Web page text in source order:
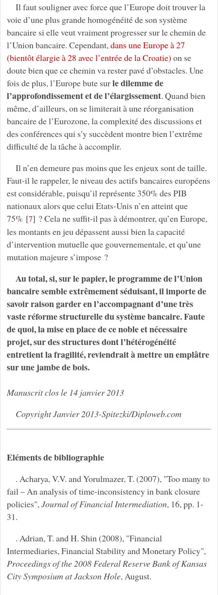
Il faut souligner avec force que l’Europe doit trouver la
voie d’une plus grande homogénéité de son système
bancaire si elle veut vraiment progresser sur le chemin de
l’Union bancaire. Cependant,dans une Europe à 27
(bientôt élargie à 28 avec l’entrée de la Croatie) on se
doute bien que ce chemin va rester pavé d’obstacles. Une
fois de plus, l’Europe bute surle dilemme de
l’approfondissement et de l’élargissement. Quand bien
même, d’ailleurs, on se limiterait à une réorganisation
bancaire de l’Eurozone, la complexité des discussions et
des conférences qui s’y succèdent montre bien l’extrême
difficulté de la tâche à accomplir.
Il n’en demeure pas moins que les enjeux sont de taille.
Faut-il le rappeler, le niveau des actifs bancaires européens
est considérable, puisqu’il représente 350% des PIB
nationaux alors que celui Etats-Unis n’en atteint que
75% [7] ? Cela ne suffit-il pas à démontrer, qu’en Europe,
les montants en jeu dépassent aussi bien la capacité
d’intervention mutuelle que gouvernementale, et qu’une
mutation majeure s’impose ?
Au total, si, sur le papier, le programme de l’Union
bancaire semble extrêmement séduisant, il importe de
savoir raison garder en l’accompagnant d’une très
vaste réforme structurelle du système bancaire. Faute
de quoi, la mise en place de ce noble et nécessaire
projet, sur des structures dont l’hétérogénéité
entretient la fragilité, reviendrait à mettre un emplâtre
sur une jambe de bois.
Manuscrit clos le 14 janvier 2013
Copyright Janvier 2013-Spitezki/Diploweb.com
Eléments de bibliographie
. Acharya, V.V. and Yorulmazer, T. (2007), "Too many to
fail – An analysis of time-inconsistency in bank closure
policies",Journal of Financial Intermediation, 16, pp. 1-
31.
. Adrian, T. and H. Shin (2008), "Financial
Intermediaries, Financial Stability and Monetary Policy",
Proceedings of the 2008 Federal Reserve Bank of Kansas
City Symposium at Jackson Hole, August.